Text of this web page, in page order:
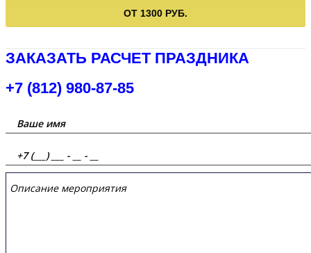
ОТ 1300 РУБ.
ЗАКАЗАТЬ РАСЧЕТ ПРАЗДНИКА
+7 (812) 980-87-85